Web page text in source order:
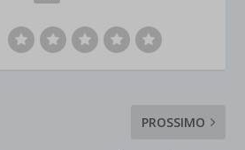
PROSSIMO